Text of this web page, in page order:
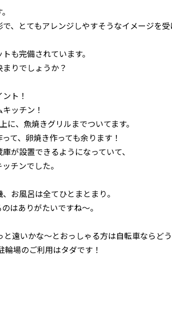
、とてもアレンジしやすそうなイメージを受
も完備されています。
りでしょうか？
ト！
ッチン！
に、魚焼きグリルまでついてます。
て、卵焼き作っても余ります！
が設置できるようになっていて、
チンでした。
お風呂は全てひとまとまり。
はありがたいですね～。
遠いかな～とおっしゃる方は自転車ならど
場のご利用はタダです！